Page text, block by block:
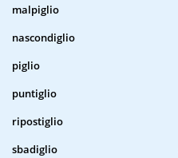
malpiglio
nascondiglio
piglio
puntiglio
ripostiglio
sbadiglio